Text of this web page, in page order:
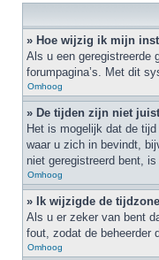
» Hoe wijzig ik mijn
Als u een geregistreerde
forumpagina’s. Met dit
Omhoog
» De tijden zijn niet
Het is mogelijk dat de
waar u zich in bevindt,
niet geregistreerd bent,
Omhoog
» Ik wijzigde de
Als u er zeker van bent
fout, zodat de beheerder
Omhoog